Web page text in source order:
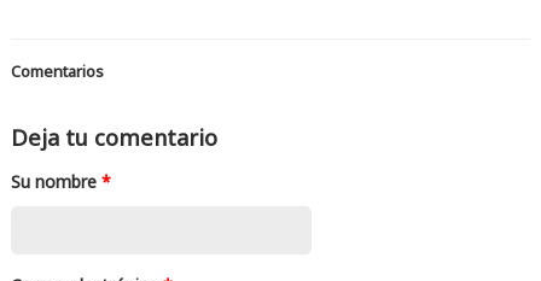
Comentarios
Deja tu comentario
Su nombre *